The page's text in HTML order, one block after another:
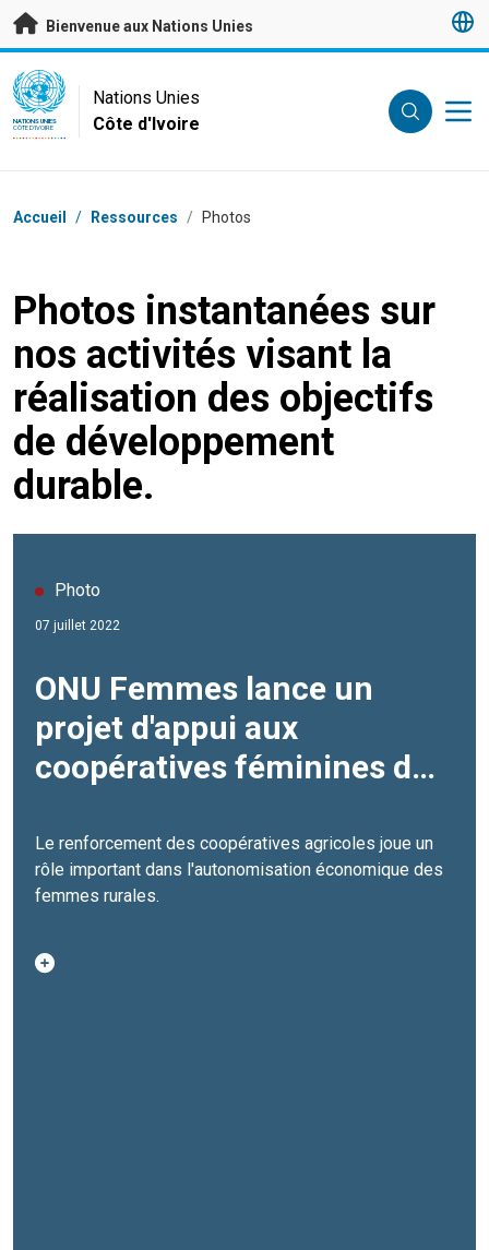
Passer au contenu principal
Bienvenue aux Nations Unies
UN Logo
NATIONS UNIES
CÔTE D'IVOIRE
Nations Unies
Côte d'Ivoire
Fil d'Ariane
Accueil / Ressources / Photos
Photos instantanées sur
nos activités visant la
réalisation des objectifs
de développement
durable.
Photo
07 juillet 2022
ONU Femmes lance un
projet d'appui aux
coopératives féminines du
Le renforcement des coopératives agricoles joue un
rôle important dans l'autonomisation économique des
femmes rurales.